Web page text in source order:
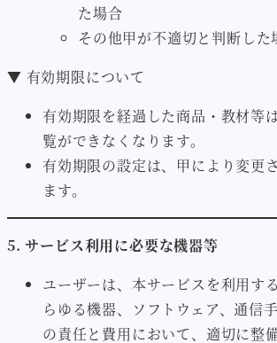
た場合
その他甲が不適切と判断した
▼ 有効期限について
有効期限を経過した商品・教材等
覧ができなくなります。
有効期限の設定は、甲により変更
ます。
5. サービス利用に必要な機器等
ユーザーは、本サービスを利用す
らゆる機器、ソフトウェア、通信
の責任と費用において、適切に整